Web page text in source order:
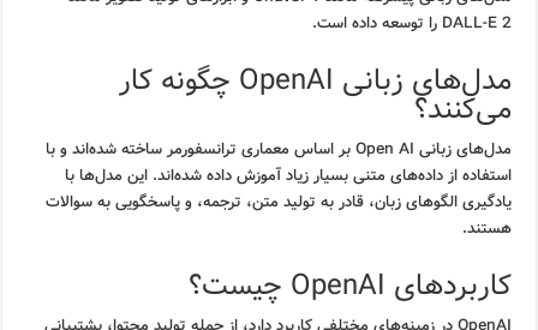
DALL-E 2 را توسعه داده است.
مدل‌های زبانی OpenAI چگونه کار
می‌کنند؟
مدل‌های زبانی Open AI بر اساس معماری ترانسفورمر ساخته شده‌اند و با
استفاده از داده‌های متنی بسیار زیاد آموزش داده شده‌اند. این مدل‌ها با
یادگیری الگوهای زبان، قادر به تولید متن، ترجمه، و پاسخگویی به سوالات
هستند.
کاربردهای OpenAI چیست؟